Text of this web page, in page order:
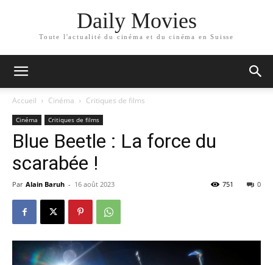
Daily Movies
Toute l'actualité du cinéma et du cinéma en Suisse
Accueil Cinéma Critiques de films
Cinéma Critiques de films
Blue Beetle : La force du
scarabée !
Par Alain Baruh - 16 août 2023 0
751